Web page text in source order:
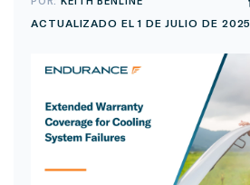
ACTUALIZADO EL 1 DE JULIO DE 2025